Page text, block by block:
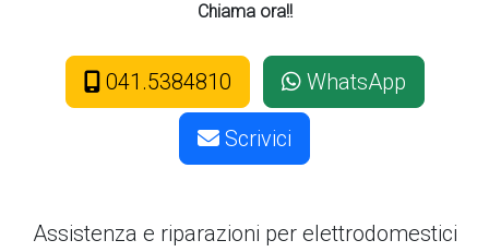
Chiama ora!!
041.5384810 WhatsApp
Scrivici
Assistenza e riparazioni per elettrodomestici